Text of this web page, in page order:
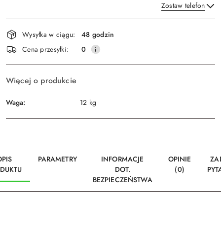
Zostaw telefon
Wyślij
Dostępność
i
dostawa
Wysyłka w ciągu:
48 godzin
Cena przesyłki:
0
Więcej o produkcie
Waga: 12 kg
PARAMETRY
INFORMACJE
DOT.
BEZPIECZEŃSTWA
OPINIE
(0)